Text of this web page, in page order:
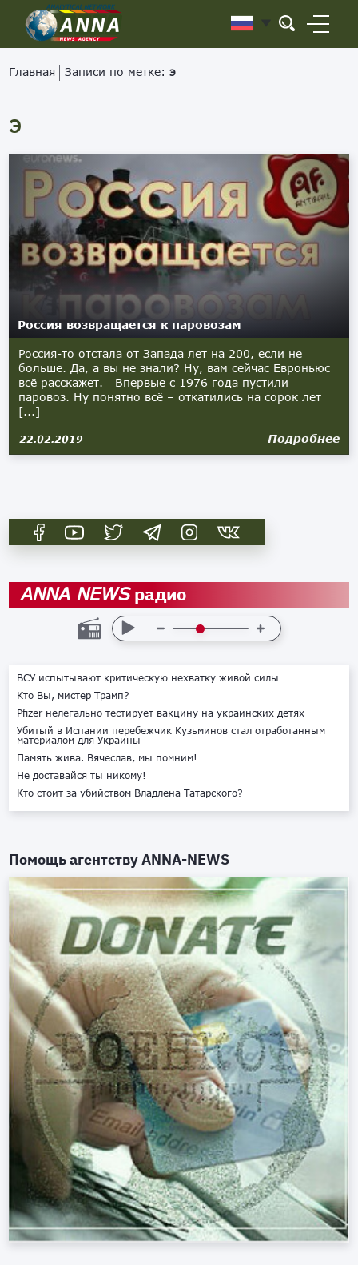
Главная Записи по метке:э
Э
Россия возвращается к паровозам
Россия-то отстала от Запада лет на 200, если не
больше. Да, а вы не знали? Ну, вам сейчас Евроньюс
всё расскажет. Впервые с 1976 года пустили
паровоз. Ну понятно всё – откатились на сорок лет
[...]
22.02.2019 Подробнее
ANNA NEWSрадио
ВСУ испытывают критическую нехватку живой силы
Кто Вы, мистер Трамп?
Pfizer нелегально тестирует вакцину на украинских детях
Убитый в Испании перебежчик Кузьминов стал отработанным
материалом для Украины
Память жива. Вячеслав, мы помним!
Не доставайся ты никому!
Кто стоит за убийством Владлена Татарского?
Помощь агентствуANNA-NEWS